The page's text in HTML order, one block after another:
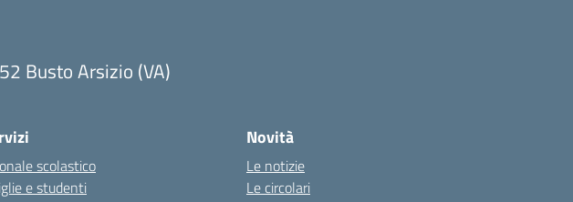
Busto Arsizio (VA)
scolastico
e studenti
Novità
Le notizie
Le circolari